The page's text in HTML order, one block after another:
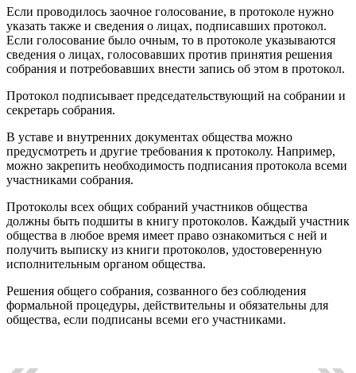
Если проводилось заочное голосование, в протоколе нужно
указать также и сведения о лицах, подписавших протокол.
Если голосование было очным, то в протоколе указываются
сведения о лицах, голосовавших против принятия решения
собрания и потребовавших внести запись об этом в протокол.
Протокол подписывает председательствующий на собрании и
секретарь собрания.
В уставе и внутренних документах общества можно
предусмотреть и другие требования к протоколу. Например,
можно закрепить необходимость подписания протокола всеми
участниками собрания.
Протоколы всех общих собраний участников общества
должны быть подшиты в книгу протоколов. Каждый участник
общества в любое время имеет право ознакомиться с ней и
получить выписку из книги протоколов, удостоверенную
исполнительным органом общества.
Решения общего собрания, созванного без соблюдения
формальной процедуры, действительны и обязательны для
общества, если подписаны всеми его участниками.